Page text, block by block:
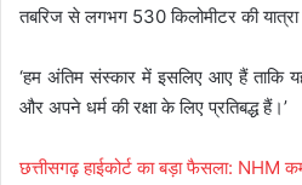
तबरिज से लगभग 530 किलोमीटर की
‘हम अंतिम संस्कार में इसलिए आए हैं
और अपने धर्म की रक्षा के लिए प्रतिबद्ध हैं।’
छत्तीसगढ़ हाईकोर्ट का बड़ा फैसला: NHM